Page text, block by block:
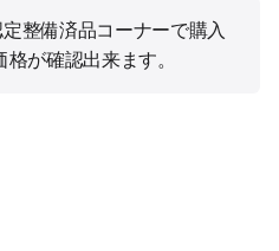
整備済品コーナーで購入
が確認出来ます。